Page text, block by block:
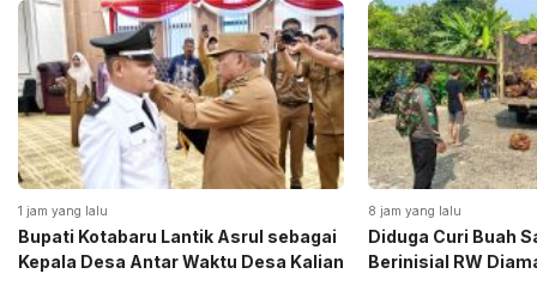
1 jam yang lalu
Bupati Kotabaru Lantik Asrul sebagai
Kepala Desa Antar Waktu Desa Kalian
8 jam yang lalu
Diduga Curi Buah
Berinisial RW